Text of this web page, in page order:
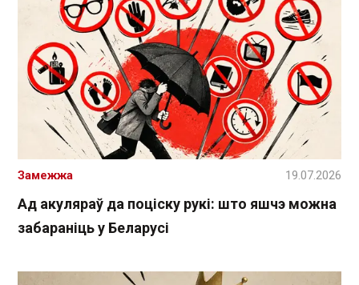
Ад акуляраў да поціску рукі: што яшчэ можна
забараніць у Беларусі
Замежжа 19.07.2026